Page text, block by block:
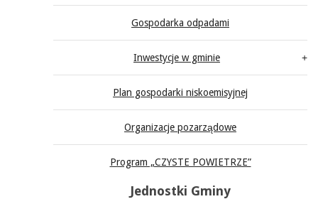
Gospodarka odpadami
Inwestycje w gminie
Plan gospodarki niskoemisyjnej
Organizacje pozarządowe
Program „CZYSTE POWIETRZE”
Jednostki Gminy